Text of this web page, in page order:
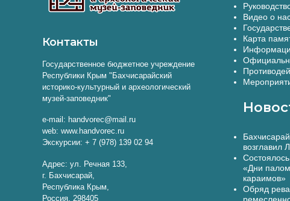
Контакты
Государственное бюджетное учреждение
Республики Крым "Бахчисарайский
историко-культурный и археологический
музей-заповедник"
e-mail: handvorec@mail.ru
web: www.handvorec.ru
Экскурсии: + 7 (978) 139 02 94
Адрес: ул. Речная 133,
г. Бахчисарай,
Республика Крым,
Россия, 298405
Видео о
Карта
возглавил
«Дни
караимов»
Обряд